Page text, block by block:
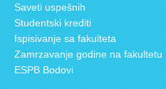
Saveti uspešnih
Studentski krediti
Ispisivanje sa fakulteta
Zamrzavanje godine na fakultetu
ESPB Bodovi